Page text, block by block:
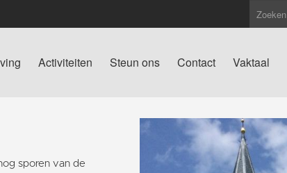
Activiteiten Steun ons Contact Vaktaal
sporen van de